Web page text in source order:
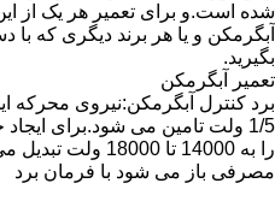
شده است.و برای تعمیر هر یک از
آبگرمکن و یا هر برند دیگری که
بگیرید.
تعمیر آبگرمکن
برد کنترل آبگرمکن:نیروی محرکه
را به 14000 تا
مصرفی باز می شود با فرمان برد